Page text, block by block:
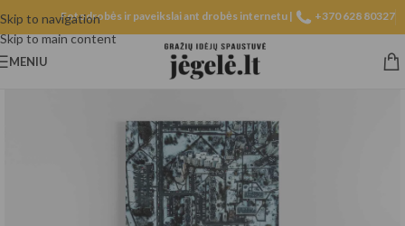
Skip to navigation
Skip to main content
Fotodrobės ir paveikslai ant drobės internetu | +370 628 80327
MENIU